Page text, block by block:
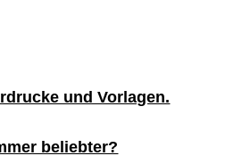
und Vorlagen.
beliebter?